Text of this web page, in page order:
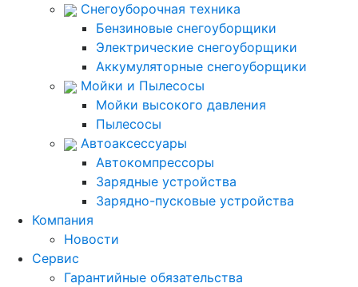
Снегоуборочная техника
Бензиновые снегоуборщики
Электрические снегоуборщики
Аккумуляторные снегоуборщики
Мойки и Пылесосы
Мойки высокого давления
Пылесосы
Автоаксессуары
Автокомпрессоры
Зарядные устройства
Зарядно-пусковые устройства
Компания
Новости
Сервис
Гарантийные обязательства